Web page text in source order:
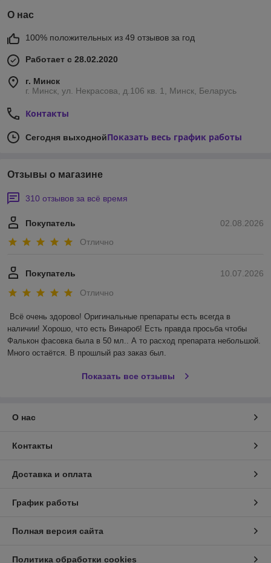
О нас
100% положительных из 49 отзывов за год
Работает с 28.02.2020
г. Минск
г. Минск, ул. Некрасова, д.106 кв. 1, Минск, Беларусь
Контакты
Сегодня выходнойПоказать весь график работы
Отзывы о магазине
310 отзывов за всё время
02.08.2026
Покупатель
Отлично
10.07.2026
Покупатель
Отлично
Всё очень здорово! Оригинальные препараты есть всегда в
наличии! Хорошо, что есть Винароб! Есть правда просьба чтобы
Фалькон фасовка была в 50 мл.. А то расход препарата небольшой.
Много остаётся. В прошлый раз заказ был.
Показать все отзывы
О нас
Контакты
Доставка и оплата
График работы
Полная версия сайта
Политика обработки cookies